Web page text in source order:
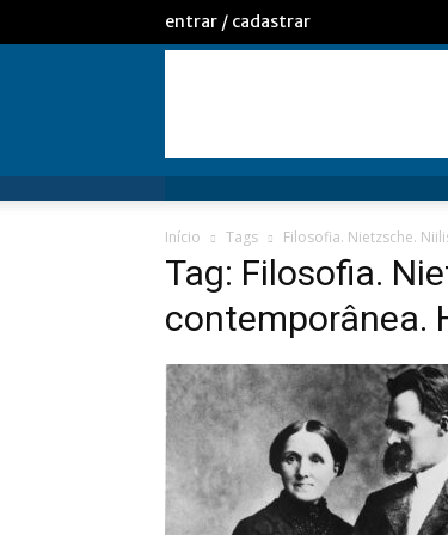
entrar / cadastrar
Início Tags Filosofia. Nietzsche.
Tag: Filosofia.
contemporânea.